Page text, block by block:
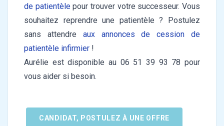
de patientèlepour trouver votre successeur. Vous
souhaitez reprendre une patientèle ? Postulez
sans attendre aux annonces de cession de
patientèle infirmier !
Aurélie est disponible au 06 51 39 93 78 pour
vous aider si besoin.
CANDIDAT, POSTULEZ À UNE OFFRE